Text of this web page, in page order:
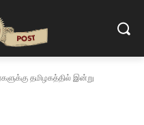
தமிழகத்தில் இன்று